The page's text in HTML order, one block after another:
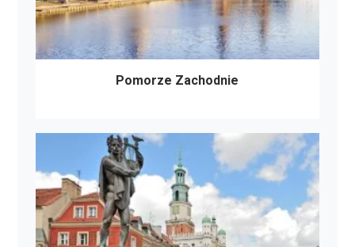
Pomorze Zachodnie